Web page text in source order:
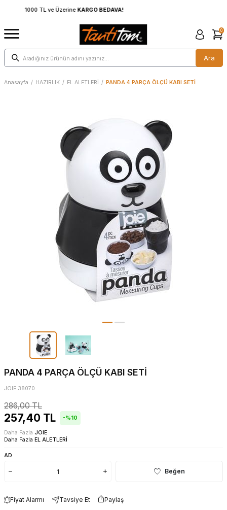
1000 TL ve Üzerine
Ara
0
Anasayfa / HAZIRLIK / EL ALETLERİ / PANDA 4 PARÇA ÖLÇÜ KABI SETİ
PANDA 4 PARÇA ÖLÇÜ KABI SETİ
JOIE 38070
286,00TL
257,40 TL -%10
Daha Fazla JOIE
Daha Fazla EL ALETLERİ
AD
Beğen
Fiyat Alarmı Tavsiye Et Paylaş